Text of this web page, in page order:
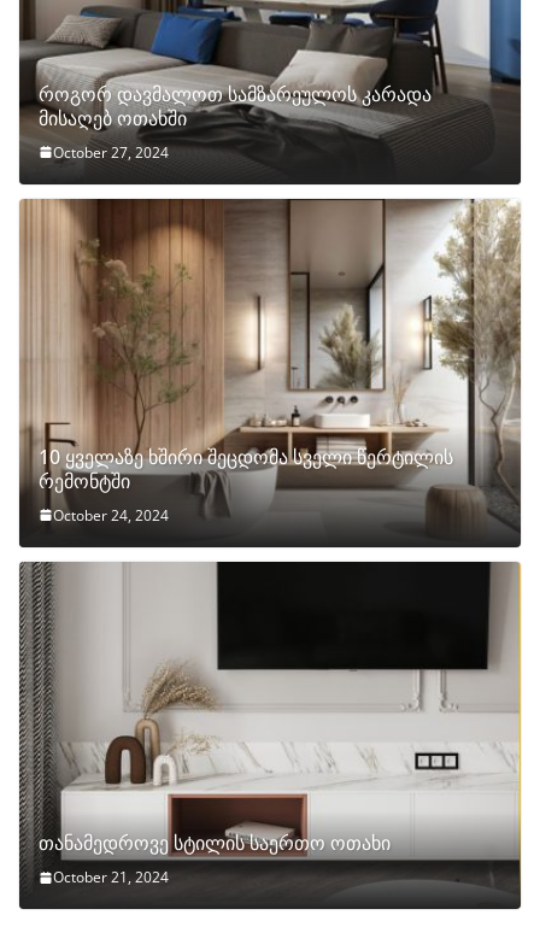
როგორ დავმალოთ სამზარეულოს კარადა
მისაღებ ოთახში
October 27, 2024
10 ყველაზე ხშირი შეცდომა სველი წერტილის
რემონტში
October 24, 2024
თანამედროვე სტილის საერთო ოთახი
October 21, 2024